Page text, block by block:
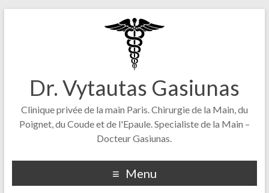
Dr. Vytautas Gasiunas
Clinique privée de la main Paris. Chirurgie de la Main, du
Poignet, du Coude et de l'Epaule. Specialiste de la Main –
Docteur Gasiunas.
Menu